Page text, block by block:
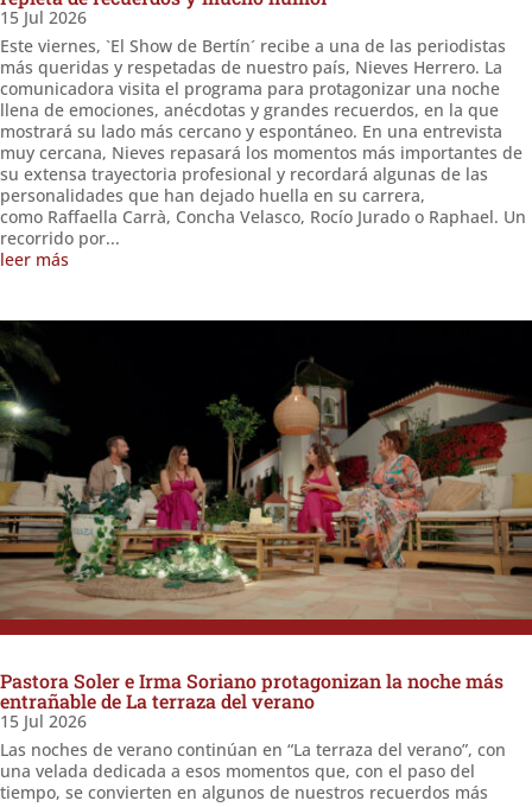
15 Jul 2026
Este viernes, `El Show de Bertín´ recibe a una de las periodistas
más queridas y respetadas de nuestro país, Nieves Herrero. La
comunicadora visita el programa para protagonizar una noche
llena de emociones, anécdotas y grandes recuerdos, en la que
mostrará su lado más cercano y espontáneo. En una entrevista
muy cercana, Nieves repasará los momentos más importantes de
su extensa trayectoria profesional y recordará algunas de las
personalidades que han dejado huella en su carrera,
como Raffaella Carrà, Concha Velasco, Rocío Jurado o Raphael. Un
recorrido por...
leer más
Pastora Soler e Irma Soriano protagonizan la noche más
entrañable de La terraza del verano
15 Jul 2026
Las noches de verano continúan en “La terraza del verano”, con
una velada dedicada a esos momentos que, con el paso del
tiempo, se convierten en algunos de nuestros recuerdos más